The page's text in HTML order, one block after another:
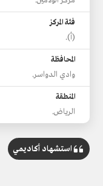
فئة المركز
(أ).
المحافظة
وادي الدواسر.
المنطقة
الرياض.
استشهاد أكاديمي